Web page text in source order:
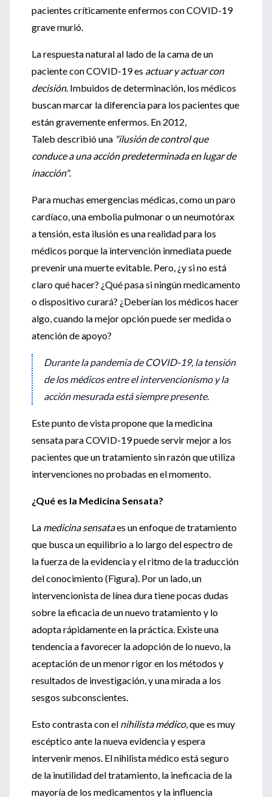
pacientes críticamente enfermos con COVID-19
grave murió.
La respuesta natural al lado de la cama de un
paciente con COVID-19 es actuar y actuar con
decisión. Imbuidos de determinación, los médicos
buscan marcar la diferencia para los pacientes que
están gravemente enfermos. En 2012,
Taleb describió una "ilusión de control que
conduce a una acción predeterminada en lugar de
inacción".
Para muchas emergencias médicas, como un paro
cardíaco, una embolia pulmonar o un neumotórax
a tensión, esta ilusión es una realidad para los
médicos porque la intervención inmediata puede
prevenir una muerte evitable. Pero, ¿y si no está
claro qué hacer? ¿Qué pasa si ningún medicamento
o dispositivo curará? ¿Deberían los médicos hacer
algo, cuando la mejor opción puede ser medida o
atención de apoyo?
Durante la pandemia de COVID-19, la tensión
de los médicos entre el intervencionismo y la
acción mesurada está siempre presente.
Este punto de vista propone que la medicina
sensata para COVID-19 puede servir mejor a los
pacientes que un tratamiento sin razón que utiliza
intervenciones no probadas en el momento.
¿Qué es la Medicina Sensata?
La medicina sensataes un enfoque de tratamiento
que busca un equilibrio a lo largo del espectro de
la fuerza de la evidencia y el ritmo de la traducción
del conocimiento (Figura). Por un lado, un
intervencionista de línea dura tiene pocas dudas
sobre la eficacia de un nuevo tratamiento y lo
adopta rápidamente en la práctica. Existe una
tendencia a favorecer la adopción de lo nuevo, la
aceptación de un menor rigor en los métodos y
resultados de investigación, y una mirada a los
sesgos subconscientes.
Esto contrasta con el nihilista médico, que es muy
escéptico ante la nueva evidencia y espera
intervenir menos. El nihilista médico está seguro
de la inutilidad del tratamiento, la ineficacia de la
mayoría de los medicamentos y la influencia